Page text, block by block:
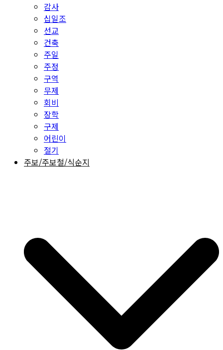
감사
십일조
선교
건축
주일
주정
구역
무제
회비
장학
구제
어린이
절기
주보/주보철/식순지